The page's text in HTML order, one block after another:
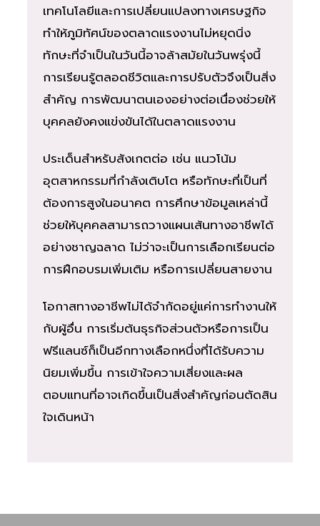
เทคโนโลยีและการเปลี่ยนแปลงทางเศรษฐกิจ
ทำให้ภูมิทัศน์ของตลาดแรงงานไม่หยุดนิ่ง
ทักษะที่จำเป็นในวันนี้อาจล้าสมัยในวันพรุ่งนี้
การเรียนรู้ตลอดชีวิตและการปรับตัวจึงเป็นสิ่ง
สำคัญ การพัฒนาตนเองอย่างต่อเนื่องช่วยให้
บุคคลยังคงแข่งขันได้ในตลาดแรงงาน
ประเด็นสำหรับสังเกตต่อ เช่น แนวโน้ม
อุตสาหกรรมที่กำลังเติบโต หรือทักษะที่เป็นที่
ต้องการสูงในอนาคต การศึกษาข้อมูลเหล่านี้
ช่วยให้บุคคลสามารถวางแผนเส้นทางอาชีพได้
อย่างชาญฉลาด ไม่ว่าจะเป็นการเลือกเรียนต่อ
การฝึกอบรมเพิ่มเติม หรือการเปลี่ยนสายงาน
โอกาสทางอาชีพไม่ได้จำกัดอยู่แค่การทำงานให้
กับผู้อื่น การเริ่มต้นธุรกิจส่วนตัวหรือการเป็น
ฟรีแลนซ์ก็เป็นอีกทางเลือกหนึ่งที่ได้รับความ
นิยมเพิ่มขึ้น การเข้าใจความเสี่ยงและผล
ตอบแทนที่อาจเกิดขึ้นเป็นสิ่งสำคัญก่อนตัดสิน
ใจเดินหน้า